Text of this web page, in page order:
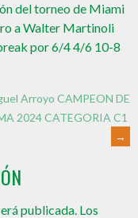
del torneo de Miami
a Walter Martinoli
por 6/4 4/6 10-8
Arroyo CAMPEON DE
2024 CATEGORIA C1
→
publicada. Los